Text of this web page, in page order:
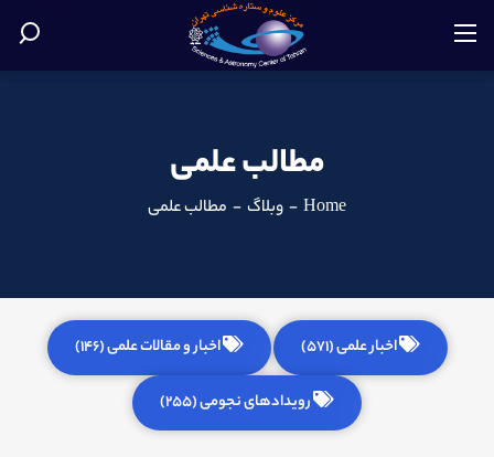
مطالب علمی
Home
- وبلاگ - مطالب علمی
اخبار علمی (571) اخبار و مقالات علمی (146)
رویدادهای نجومی (255)